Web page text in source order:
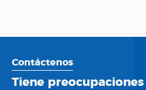
Contáctenos
Tiene